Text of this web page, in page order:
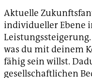
Aktuelle
individueller Ebene
was du mit deinem
fähig sein willst.
gesellschaftlichen